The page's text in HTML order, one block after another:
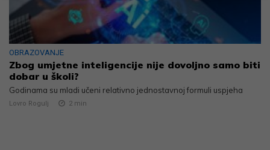
OBRAZOVANJE
Zbog umjetne inteligencije nije dovoljno samo biti
dobar u školi?
Godinama su mladi učeni relativno jednostavnoj formuli uspjeha
Lovro Rogulj 2 min